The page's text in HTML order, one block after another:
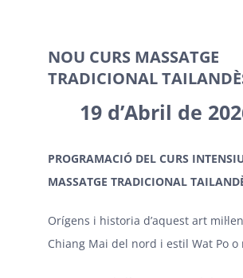
NOU CURS MASSATGE
TRADICIONAL
19 d’Abril de
PROGRAMACIÓ DEL CURS
MASSATGE TRADICIONAL
Orígens i historia d’aquest art
Chiang Mai del nord i estil Wat Po o